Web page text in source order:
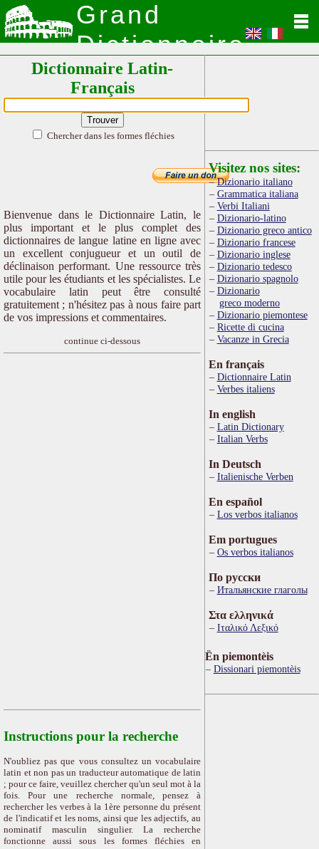
Grand
Dictionnaire
Latin
Dictionnaire Latin-
Français
Chercher dans les formes fléchies
Bienvenue dans le Dictionnaire Latin, le
plus important et le plus complet des
dictionnaires de langue latine en ligne avec
un excellent conjugueur et un outil de
déclinaison performant. Une ressource très
utile pour les étudiants et les spécialistes. Le
vocabulaire latin peut être consulté
gratuitement ; n'hésitez pas à nous faire part
de vos impressions et commentaires.
continue ci-dessous
Instructions pour la recherche
N'oubliez pas que vous consultez un vocabulaire
latin et non pas un traducteur automatique de latin
; pour ce faire, veuillez chercher qu'un seul mot à la
fois. Pour une recherche normale, pensez à
rechercher les verbes à la 1ère personne du présent
de l'indicatif et les noms, ainsi que les adjectifs, au
nominatif masculin singulier. La recherche
fonctionne aussi sous les formes fléchies en
Visitez nos sites:
Dizionario italiano
Grammatica italiana
Verbi Italiani
Dizionario-latino
Dizionario greco antico
Dizionario francese
Dizionario inglese
Dizionario tedesco
Dizionario spagnolo
Dizionario
greco moderno
Dizionario piemontese
Ricette di cucina
Vacanze in Grecia
En français
Dictionnaire Latin
Verbes italiens
In english
Latin Dictionary
Italian Verbs
In Deutsch
Italienische Verben
En español
Los verbos italianos
Em portugues
Os verbos italianos
По русски
Итальянские глаголы
Στα ελληνικά
Ιταλικό Λεξικό
Ën piemontèis
Dissionari piemontèis